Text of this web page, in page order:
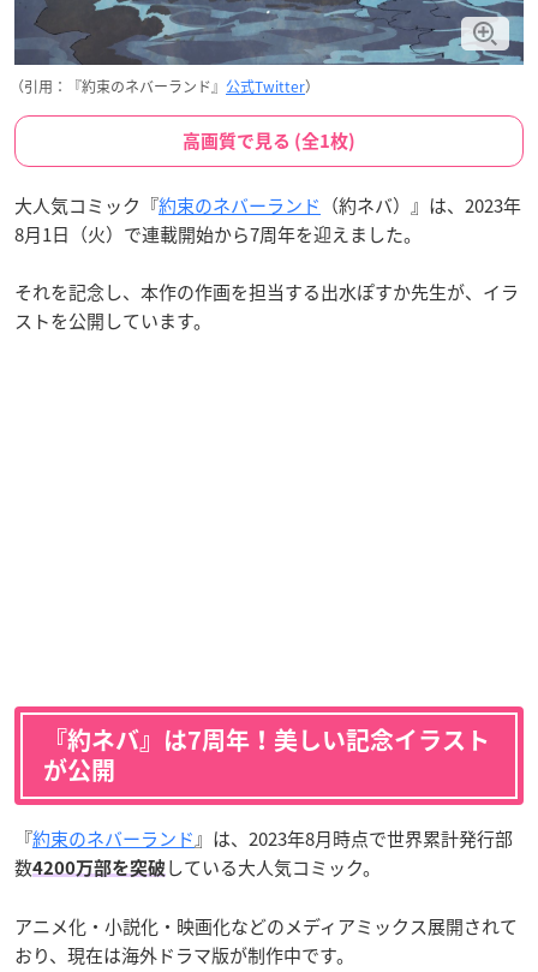
（引用：『約束のネバーランド』 公式Twitter）
高画質で見る (全1枚)
大人気コミック『約束のネバーランド （約ネバ）』は、2023年
8月1日（火）で連載開始から7周年を迎えました。
それを記念し、本作の作画を担当する出水ぽすか先生が、イラ
ストを公開しています。
『約ネバ』は7周年！美しい記念イラスト
が公開
『約束のネバーランド』は、2023年8月時点で世界累計発行部
数4200万部を突破 している大人気コミック。
アニメ化・小説化・映画化などのメディアミックス展開されて
おり、現在は海外ドラマ版が制作中です。